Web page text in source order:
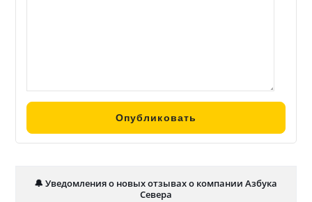
🔔 Уведомления о новых отзывах о компании Азбука
Севера